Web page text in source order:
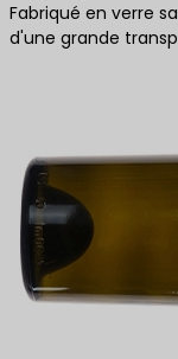
Fabriqué en verre
d'une grande